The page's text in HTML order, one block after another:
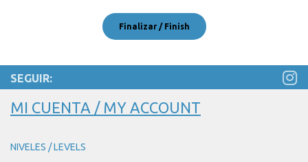
¿
4
11
blank
11
11
SEGUIR:
MI CUENTA / MY ACCOUNT
NIVELES / LEVELS